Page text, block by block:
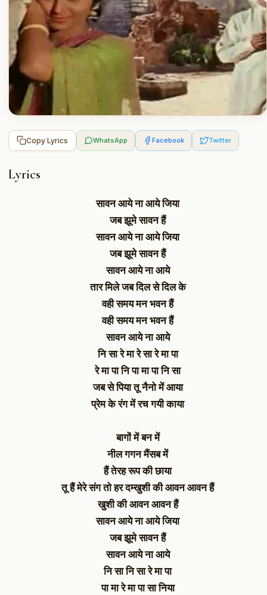
Copy Lyrics WhatsApp Facebook Twitter
Lyrics
सावन आये ना आये जिया
जब झूमे सावन हैं
सावन आये ना आये जिया
जब झूमे सावन हैं
सावन आये ना आये
तार मिले जब दिल से दिल के
वही समय मन भवन हैं
वही समय मन भवन हैं
सावन आये ना आये
नि सा रे मा रे सा रे मा पा
रे मा पा नि पा मा पा नि सा
जब से पिया तू नैनो में आया
प्रेम के रंग में रच गयी काया
बागों में बन में
नील गगन मैंसब में
हैं तेरह रूप की छाया
तू हैं मेरे संग तो हर दम्खुशी की आवन आवन हैं
खुशी की आवन आवन हैं
सावन आये ना आये जिया
जब झूमे सावन हैं
सावन आये ना आये
नि सा नि सा रे मा पा
पा मा रे मा पा सा निया